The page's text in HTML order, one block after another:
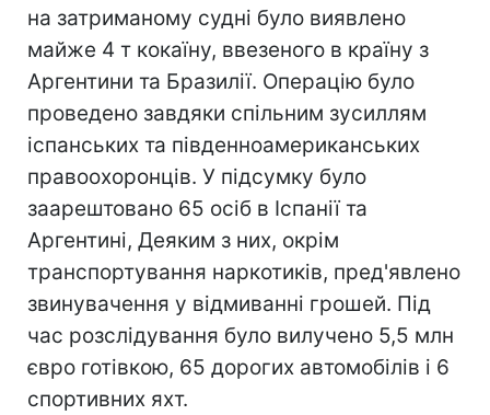
на затриманому судні було виявлено
майже 4 т кокаїну, ввезеного в країну з
Аргентини та Бразилії. Операцію було
проведено завдяки спільним зусиллям
іспанських та південноамериканських
правоохоронців. У підсумку було
заарештовано 65 осіб в Іспанії та
Аргентині, Деяким з них, окрім
транспортування наркотиків, пред'явлено
звинувачення у відмиванні грошей. Під
час розслідування було вилучено 5,5 млн
євро готівкою, 65 дорогих автомобілів і 6
спортивних яхт.